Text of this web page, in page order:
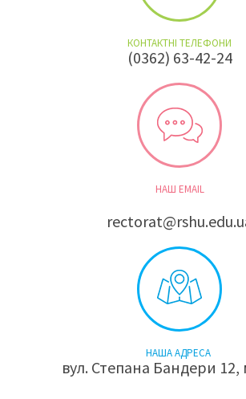
КОНТАКТНІ ТЕЛЕФОНИ
(0362) 63-42-24
НАШ EMAIL
НАША АДРЕСА
вул. Степана Бандери 12,